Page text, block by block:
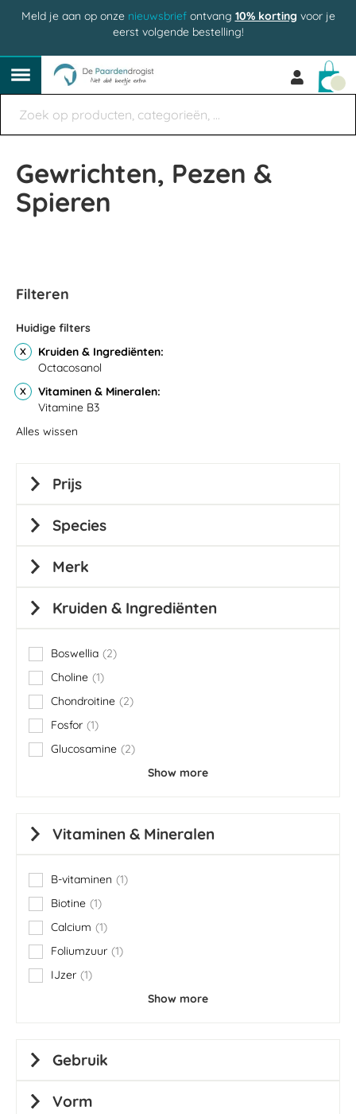
Meld je aan op onze nieuwsbriefontvang 10% korting voor je
eerst volgende bestelling!
Gewrichten, Pezen &
Spieren
Filteren
Huidige filters
Kruiden & Ingrediënten
Octacosanol
Vitaminen & Mineralen
Vitamine B3
Alles wissen
Prijs
Species
Merk
Kruiden & Ingrediënten
Boswellia 2
items
Choline 1
item
Chondroitine
2
items
Fosfor 1
item
Glucosamine
2
items
Show more
Vitaminen & Mineralen
B-vitaminen 1
item
Biotine 1
item
Calcium
1
item
Foliumzuur 1
item
IJzer 1
item
Show more
Gebruik
Vorm